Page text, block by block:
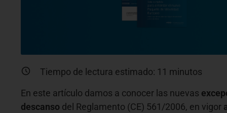
Tiempo de lectura estimado: 11 minutos
En este artículo damos a conocer las nuevas
descanso del Reglamento (CE) 561/2006, en vigor